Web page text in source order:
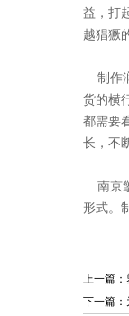
益，打
越猖獗
制作
货的横
都需要
长，不
南京
形式。
上一篇：
下一篇：